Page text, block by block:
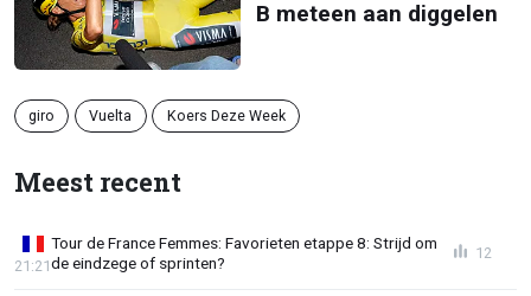
B meteen aan diggelen
giro Vuelta Koers Deze Week
Meest recent
Tour de France Femmes: Favorieten etappe 8: Strijd om
de eindzege of sprinten?
21:21
12